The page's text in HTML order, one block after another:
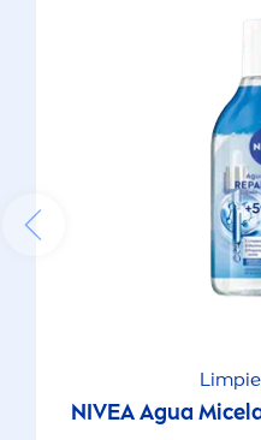
NIVEAAgua